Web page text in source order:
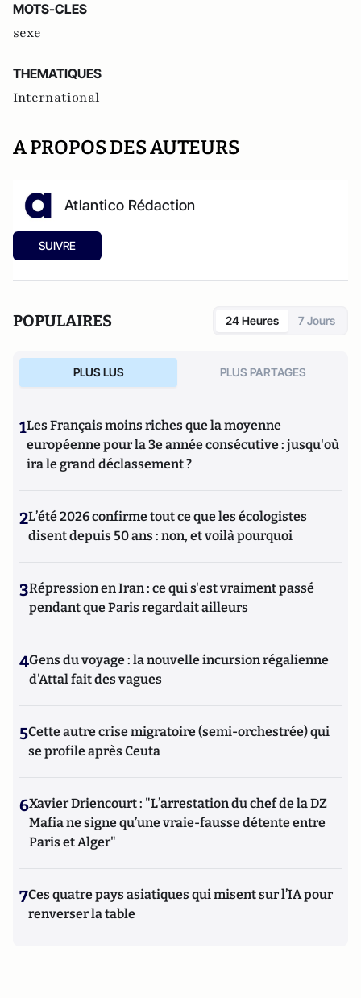
MOTS-CLES
sexe
THEMATIQUES
International
A PROPOS DES AUTEURS
Atlantico Rédaction
SUIVRE
POPULAIRES 24 Heures 7 Jours
PLUS LUS PLUS PARTAGES
1Les Français moins riches que la moyenne
européenne pour la 3e année consécutive : jusqu'où
ira le grand déclassement ?
2L’été 2026 confirme tout ce que les écologistes
disent depuis 50 ans : non, et voilà pourquoi
3Répression en Iran : ce qui s'est vraiment passé
pendant que Paris regardait ailleurs
4Gens du voyage : la nouvelle incursion régalienne
d'Attal fait des vagues
5Cette autre crise migratoire (semi-orchestrée) qui
se profile après Ceuta
6Xavier Driencourt : "L’arrestation du chef de la DZ
Mafia ne signe qu’une vraie-fausse détente entre
Paris et Alger"
7Ces quatre pays asiatiques qui misent sur l’IA pour
renverser la table